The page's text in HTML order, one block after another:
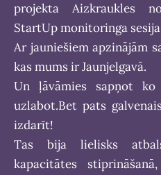
projekta Aizkraukles
StartUp monitoringa
Ar jauniešiem apzinājām
kas mums ir Jaunjelgavā.
Un ļāvāmies sapņot
uzlabot.Bet pats
izdarīt!
Tas bija lielisks
kapacitātes